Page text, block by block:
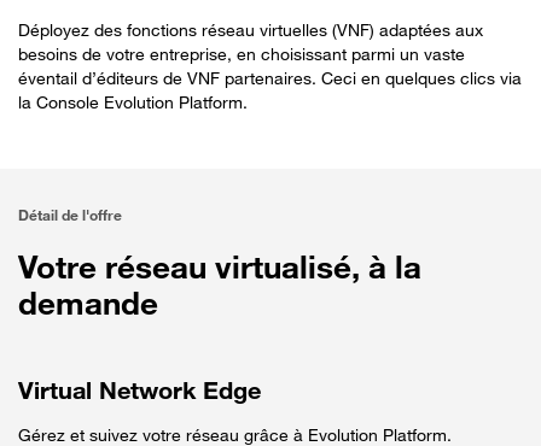
Déployez des fonctions réseau virtuelles (VNF) adaptées aux
besoins de votre entreprise, en choisissant parmi un vaste
éventail d’éditeurs de VNF partenaires. Ceci en quelques clics via
la Console Evolution Platform.
Détail de l'offre
Votre réseau virtualisé, à la
demande
Virtual Network Edge
Gérez et suivez votre réseau grâce à Evolution Platform.